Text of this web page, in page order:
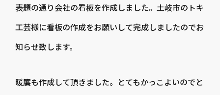
表題の通り会社の看板を作成しました。土岐市のトキ
工芸様に看板の作成をお願いして完成しましたのでお
知らせ致します。
暖簾も作成して頂きました。とてもかっこよいのでと